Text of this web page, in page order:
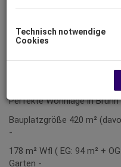
Perfekte Wohnlage in
Bauplatzgröße 420 m²
-
178 m² Wfl ( EG: 94 m² +
Garten -
Technisch notwendige
Cookies